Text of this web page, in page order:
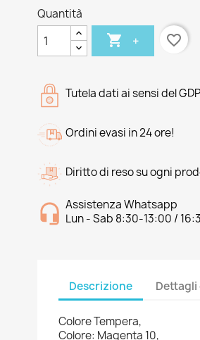
Quantità
 + favorite_border
Tutela dati ai sensi del
Ordini evasi in 24 ore!
Diritto di reso su ogni
Assistenza Whatsapp
Lun - Sab 8:30-13:00 /
Descrizione
Colore Tempera,
Colore: Magenta 10,